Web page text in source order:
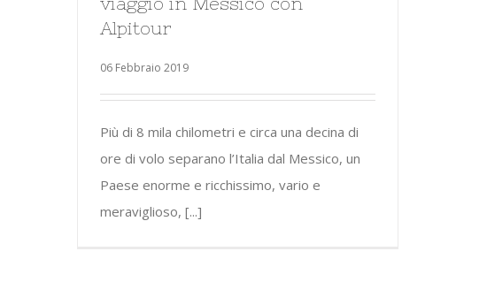
Alpitour
06 Febbraio 2019
Più di 8 mila chilometri e circa una decina di
ore di volo separano l’Italia dal Messico, un
Paese enorme e ricchissimo, vario e
meraviglioso, [...]